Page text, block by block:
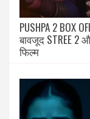
PUSHPA 2 BOX
बावजूद STREE 2
फिल्म